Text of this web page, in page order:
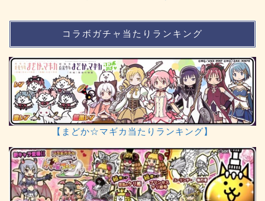
コラボガチャ当たりランキング
【まどか☆マギカ当たりランキング】